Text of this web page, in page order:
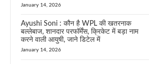
January 14, 2026
Ayushi Soni : कौन है WPL की खतरनाक
बल्लेबाज, शानदार परफॉर्मेंस, क्रिकेट में बड़ा नाम
करने वाली आयुषी, जाने डिटेल में
January 14, 2026